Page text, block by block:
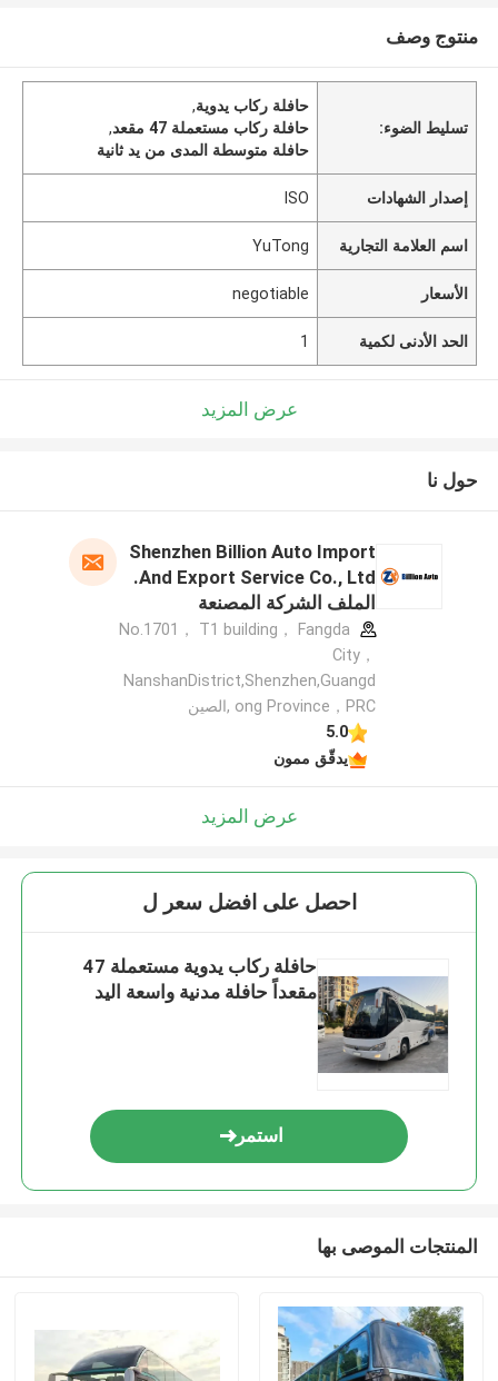
منتوج وصف
تسليط الضوء:
حافلة ركاب يدوية,
حافلة ركاب مستعملة 47 مقعد
,
حافلة متوسطة المدى من يد ثانية
إصدار الشهادات ISO
اسم العلامة التجارية YuTong
الأسعار negotiable
الحد الأدنى لكمية 1
عرض المزيد
حول نا
Shenzhen Billion Auto Import
And Export Service Co., Ltd.
الملف الشركة المصنعة
No.1701， T1 building， Fangda
City，
NanshanDistrict,Shenzhen,Guangd
ong Province，PRC ,الصين
5.0
يدقّق ممون
عرض المزيد
احصل على افضل سعر ل
حافلة ركاب يدوية مستعملة 47
مقعداً حافلة مدنية واسعة اليد
استمر
المنتجات الموصى بها